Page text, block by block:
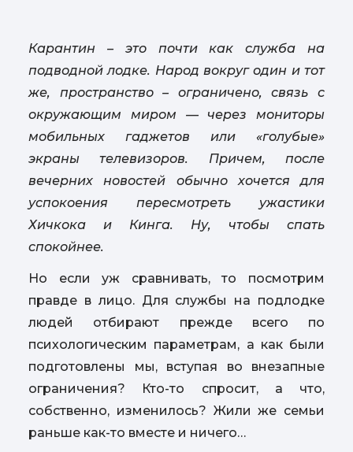
Карантин – это почти как служба на
подводной лодке. Народ вокруг один и тот
же, пространство – ограничено, связь с
окружающим миром — через мониторы
мобильных гаджетов или «голубые»
экраны телевизоров. Причем, после
вечерних новостей обычно хочется для
успокоения пересмотреть ужастики
Хичкока и Кинга. Ну, чтобы спать
спокойнее.
Но если уж сравнивать, то посмотрим
правде в лицо. Для службы на подлодке
людей отбирают прежде всего по
психологическим параметрам, а как были
подготовлены мы, вступая во внезапные
ограничения? Кто-то спросит, а что,
собственно, изменилось? Жили же семьи
раньше как-то вместе и ничего…